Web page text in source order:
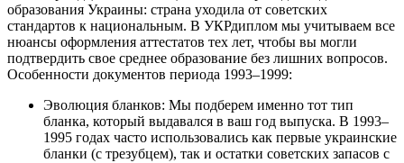
образования Украины: страна уходила от советских
стандартов к национальным. В УКРдиплом мы учитываем все
нюансы оформления аттестатов тех лет, чтобы вы могли
подтвердить свое среднее образование без лишних вопросов.
Особенности документов периода 1993–1999:
Эволюция бланков: Мы подберем именно тот тип
бланка, который выдавался в ваш год выпуска. В 1993–
1995 годах часто использовались как первые украинские
бланки (с трезубцем), так и остатки советских запасов с